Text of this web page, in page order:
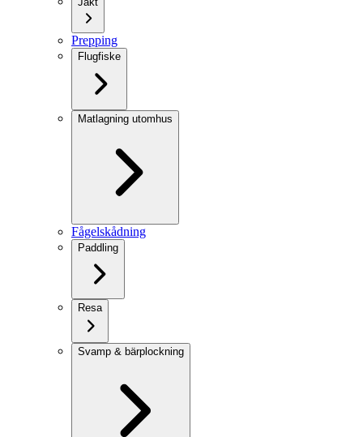
Prepping
Flugfiske
Matlagning utomhus
Fågelskådning
Paddling
Resa
Svamp & bärplockning